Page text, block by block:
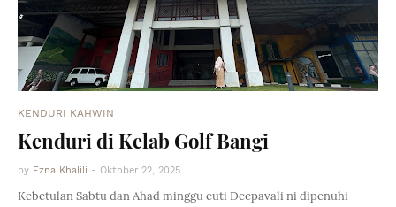
KENDURI KAHWIN
Kenduri di Kelab Golf Bangi
by Ezna Khalili - Oktober 22, 2025
Kebetulan Sabtu dan Ahad minggu cuti Deepavali ni dipenuhi